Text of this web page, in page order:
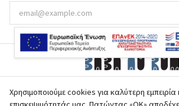
A Rum and Cocktail Society. All
Χρησιμοποιούμε cookies για καλύτερη